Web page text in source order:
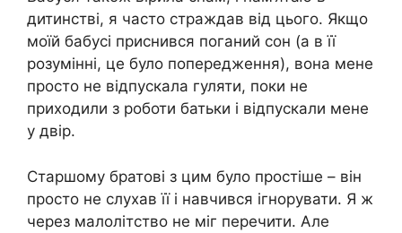
дитинстві, я часто страждав від цього. Якщо
моїй бабусі приснився поганий сон (а в її
розумінні, це було попередження), вона мене
просто не відпускала гуляти, поки не
приходили з роботи батьки і відпускали мене
у двір.
Старшому братові з цим було простіше – він
просто не слухав її і навчився ігнорувати. Я ж
через малолітство не міг перечити. Але